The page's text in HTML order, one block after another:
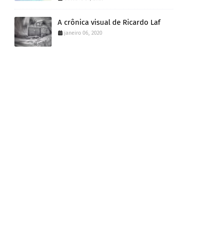
A crônica visual de Ricardo Laf
janeiro 06, 2020